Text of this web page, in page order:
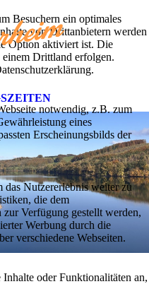
Besuchern ein optimales
von Drittanbietern werden
Option aktiviert ist. Die
Drittland erfolgen.
notwendig, z.B. zum
eines
Erscheinungsbilds der
Nutzererlebnis weiter zu
die dem
Verfügung gestellt werden,
Werbung durch die
verschiedene Webseiten.
oder Funktionalitäten an,